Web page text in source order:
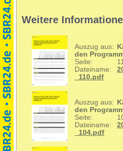
Weitere
Auszug aus:
den
Seite:
Dateiname:
_110.pdf
Auszug aus:
den
Seite:
Dateiname:
_104.pdf